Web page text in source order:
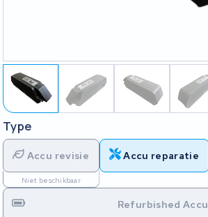
Type
Accu revisie
Niet beschikbaar
Accu reparatie
Refurbished Accu